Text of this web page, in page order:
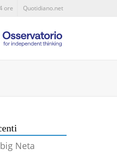
ore Quotidiano.net
big Neta